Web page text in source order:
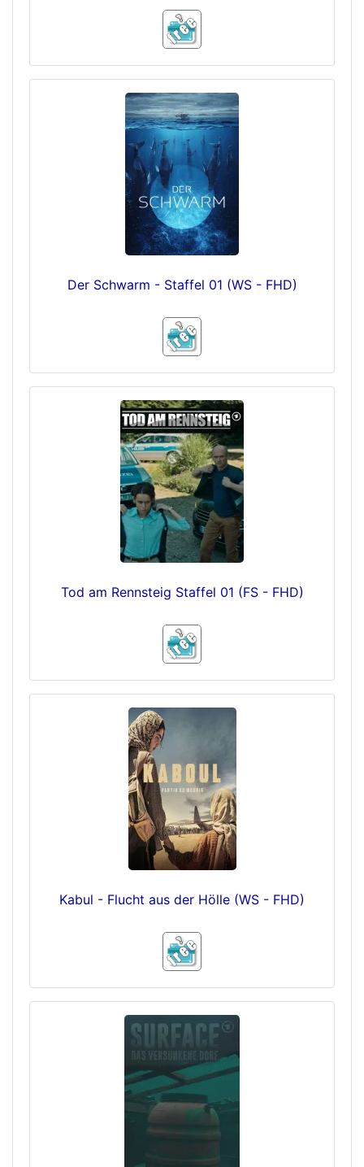
Der Schwarm - Staffel 01 (WS - FHD)
Tod am Rennsteig Staffel 01 (FS - FHD)
Kabul - Flucht aus der Hölle (WS - FHD)